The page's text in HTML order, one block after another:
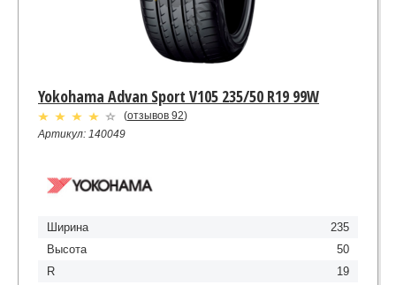
Yokohama Advan Sport V105 235/50 R19 99W
(отзывов 92)
Артикул: 140049
Ширина
235
Высота
50
R
19